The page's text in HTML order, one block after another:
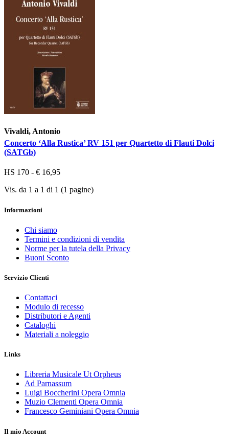
Vivaldi, Antonio
Concerto ‘Alla Rustica’ RV 151 per Quartetto di Flauti Dolci
(SATGb)
HS 170 - € 16,95
Vis. da 1 a 1 di 1 (1 pagine)
Informazioni
Chi siamo
Termini e condizioni di vendita
Norme per la tutela della Privacy
Buoni Sconto
Servizio Clienti
Contattaci
Modulo di recesso
Distributori e Agenti
Cataloghi
Materiali a noleggio
Links
Libreria Musicale Ut Orpheus
Ad Parnassum
Luigi Boccherini Opera Omnia
Muzio Clementi Opera Omnia
Francesco Geminiani Opera Omnia
Il mio Account